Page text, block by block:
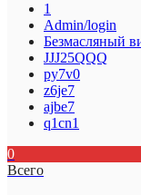
1
Admin/login
Безмасляный
JJJ25QQQ
py7v0
z6je7
ajbe7
q1cn1
0
Всего